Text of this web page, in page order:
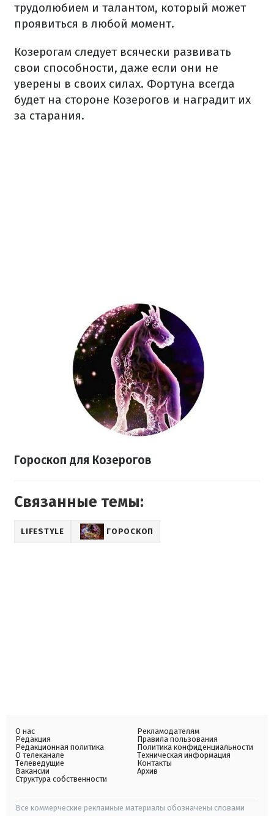
трудолюбием и талантом, который может
проявиться в любой момент.
Козерогам следует всячески развивать
свои способности, даже если они не
уверены в своих силах. Фортуна всегда
будет на стороне Козерогов и наградит их
за старания.
Гороскоп для Козерогов
Связанные темы:
LIFESTYLE ГОРОСКОП
О нас
Редакция
Редакционная политика
О телеканале
Телеведущие
Вакансии
Структура собственности
Рекламодателям
Правила пользования
Политика конфиденциальности
Техническая информация
Контакты
Архив
Все коммерческие рекламные материалы обозначены словами